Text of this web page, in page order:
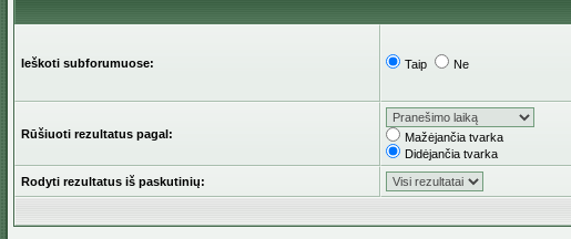
Ieškoti subforumuose: Taip Ne
Rūšiuoti rezultatus pagal:
Mažėjančia tvarka
Didėjančia tvarka
Rodyti rezultatus iš paskutinių: